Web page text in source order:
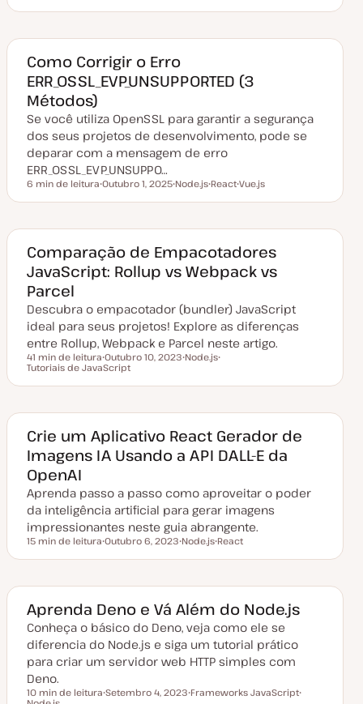
t
d
a
u
a
z
a
ç
ã
p
c
ó
i
Como Corrigir o Erro
ERR_OSSL_EVP_UNSUPPORTED (3
Métodos)
Se você utiliza OpenSSL para garantir a segurança
dos seus projetos de desenvolvimento, pode se
deparar com a mensagem de erro
ERR_OSSL_EVP_UNSUPPO…
Tempo de leitura
6 min de leitura
a
a
e
a
t
u
i
a
ç
o
Outubro 1, 2025
ó
i
o
Node.js
ó
i
o
React
ó
i
o
Vue.js
Comparação de Empacotadores
JavaScript: Rollup vs Webpack vs
Parcel
Descubra o empacotador (bundler) JavaScript
ideal para seus projetos! Explore as diferenças
entre Rollup, Webpack e Parcel neste artigo.
Tempo de leitura
41 min de leitura
D
t
d
a
t
u
a
z
a
ç
ã
o
Outubro 10, 2023
p
c
Node.js
p
c
Tutoriais de JavaScript
Crie um Aplicativo React Gerador de
Imagens IA Usando a API DALL-E da
OpenAI
Aprenda passo a passo como aproveitar o poder
da inteligência artificial para gerar imagens
impressionantes neste guia abrangente.
Tempo de leitura
15 min de leitura
a
a
e
a
t
u
a
l
i
a
ç
Outubro 6, 2023
ó
i
o
Node.js
ó
i
React
Aprenda Deno e Vá Além do Node.js
Conheça o básico do Deno, veja como ele se
diferencia do Node.js e siga um tutorial prático
para criar um servidor web HTTP simples com
Deno.
10 min de leitura Setembro 4, 2023 Frameworks JavaScript